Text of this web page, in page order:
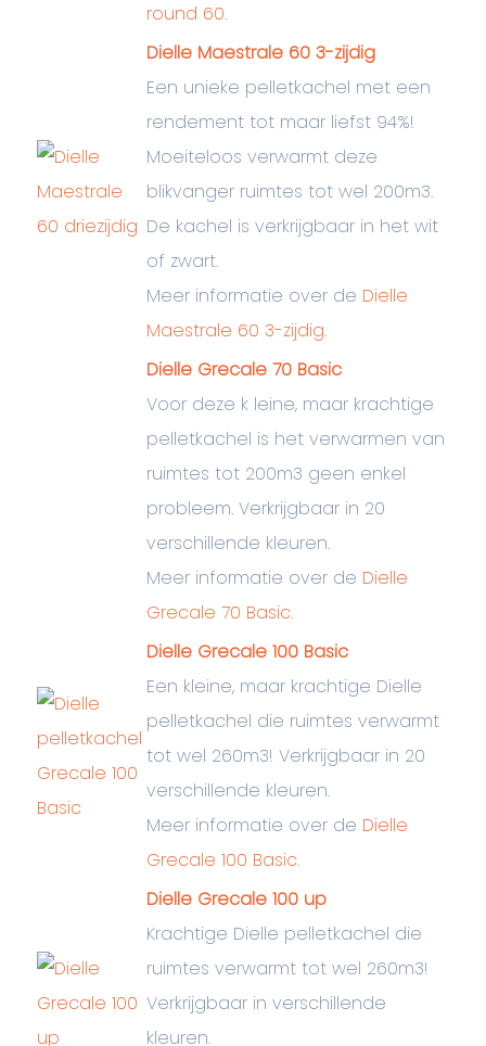
round 60.
Dielle Maestrale 60 3-zijdig
Een unieke pelletkachel met een
rendement tot maar liefst 94%!
Moeiteloos verwarmt deze
blikvanger ruimtes tot wel 200m3.
De kachel is verkrijgbaar in het wit
of zwart.
Meer informatie over de Dielle
Maestrale 60 3-zijdig.
Dielle Grecale 70 Basic
Voor deze k leine, maar krachtige
pelletkachel is het verwarmen van
ruimtes tot 200m3 geen enkel
probleem. Verkrijgbaar in 20
verschillende kleuren.
Meer informatie over de Dielle
Grecale 70 Basic.
Dielle Grecale 100 Basic
Een kleine, maar krachtige Dielle
pelletkachel die ruimtes verwarmt
tot wel 260m3! Verkrijgbaar in 20
verschillende kleuren.
Meer informatie over de Dielle
Grecale 100 Basic.
Dielle Grecale 100 up
Krachtige Dielle pelletkachel die
ruimtes verwarmt tot wel 260m3!
Verkrijgbaar in verschillende
kleuren.